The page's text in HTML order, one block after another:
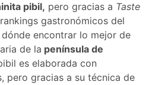
pibil, pero gracias a Taste
gastronómicos del
encontrar lo mejor de
de la península de
es elaborada con
pero gracias a su técnica de